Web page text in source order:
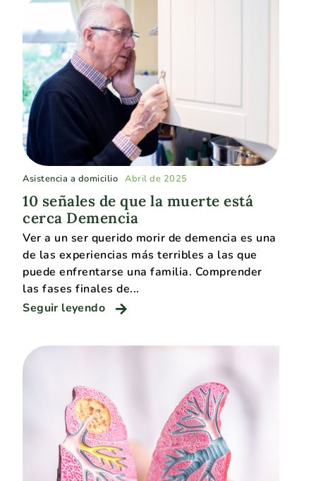
Asistencia a domicilio Abril de 2025
10 señales de que la muerte está
cerca Demencia
Ver a un ser querido morir de demencia es una
de las experiencias más terribles a las que
puede enfrentarse una familia. Comprender
las fases finales de...
Seguir leyendo